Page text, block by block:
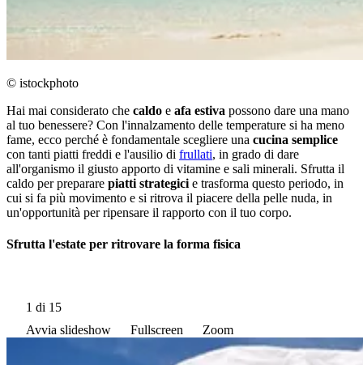
© istockphoto
Hai mai considerato che caldo e afa estiva possono dare una mano
al tuo benessere? Con l'innalzamento delle temperature si ha meno
fame, ecco perché è fondamentale scegliere una cucina semplice
con tanti piatti freddi e l'ausilio di frullati, in grado di dare
all'organismo il giusto apporto di vitamine e sali minerali. Sfrutta il
caldo per preparare piatti strategici e trasforma questo periodo, in
cui si fa più movimento e si ritrova il piacere della pelle nuda, in
un'opportunità per ripensare il rapporto con il tuo corpo.
Sfrutta l'estate per ritrovare la forma fisica
1 di 15
Avvia slideshow
Fullscreen Zoom